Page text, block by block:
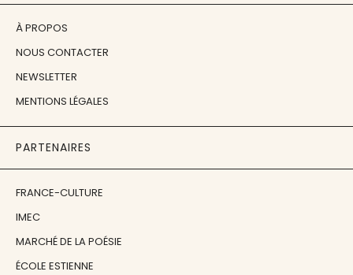
À PROPOS
NOUS CONTACTER
NEWSLETTER
MENTIONS LÉGALES
PARTENAIRES
FRANCE-CULTURE
IMEC
MARCHÉ DE LA POÉSIE
ÉCOLE ESTIENNE